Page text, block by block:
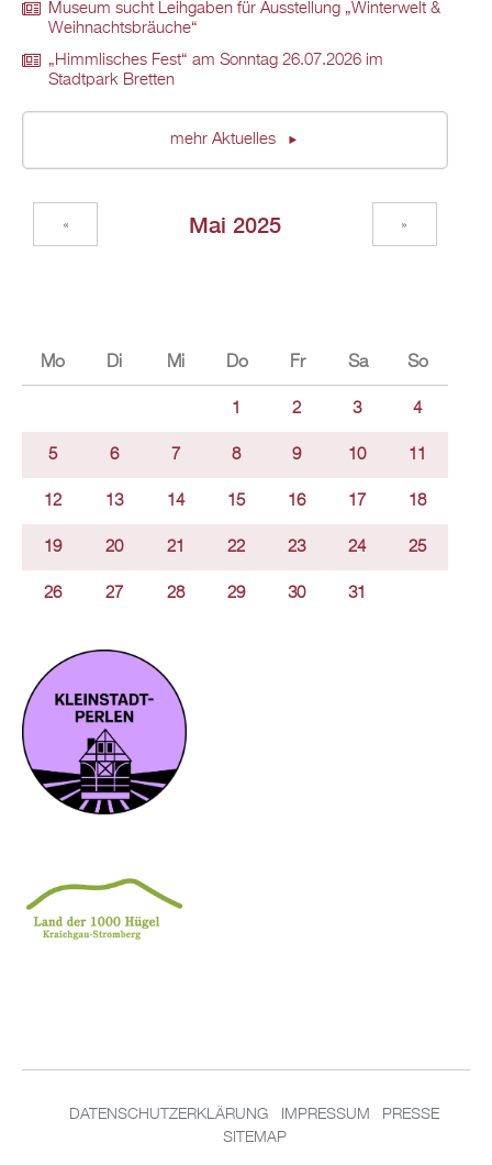
Museum sucht Leihgaben für Ausstellung „Winterwelt &
Weihnachtsbräuche“
„Himmlisches Fest“ am Sonntag 26.07.2026 im
Stadtpark Bretten
mehr Aktuelles
Mai 2025
« »
Mo Di Mi Do Fr Sa So
1 2 3 4
5 6 7 8 9 10 11
12 13 14 15 16 17 18
19 20 21 22 23 24 25
26 27 28 29 30 31
DATENSCHUTZERKLÄRUNG IMPRESSUM
PRESSE
SITEMAP